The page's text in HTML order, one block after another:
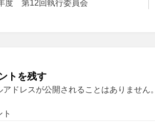
度 第12回執行委員会
トを残す
アドレスが公開されることはありません。
ト